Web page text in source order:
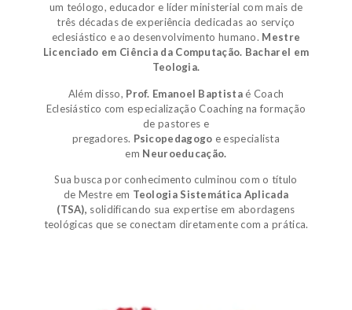
um teólogo, educador e líder ministerial com mais de
três décadas de experiência dedicadas ao serviço
eclesiástico e ao desenvolvimento humano. Mestre
Licenciado em Ciência da Computação. Bacharel em
Teologia.
Além disso, Prof. Emanoel Baptistaé Coach
Eclesiástico com especialização Coaching na formação
de pastores e
pregadores. Psicopedagogo e especialista
em Neuroeducação.
Sua busca por conhecimento culminou com o título
de Mestre em Teologia Sistemática Aplicada
(TSA), solidificando sua expertise em abordagens
teológicas que se conectam diretamente com a prática.